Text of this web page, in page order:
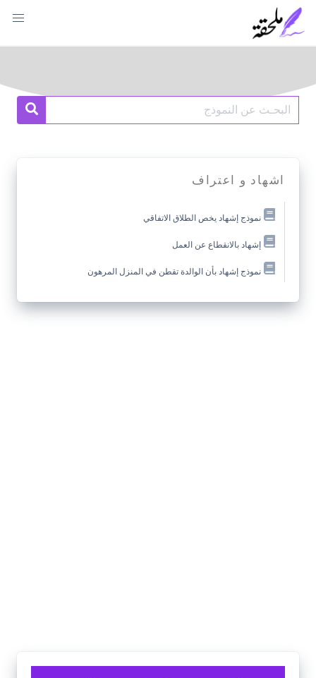
Search
اشهاد و اعتراف
نموذج إشهاد يخص الطلاق الاتفاقي
إشهاد بالانقطاع عن العمل
نموذج إشهاد بأن الوالدة تقطن في المنزل المرهون